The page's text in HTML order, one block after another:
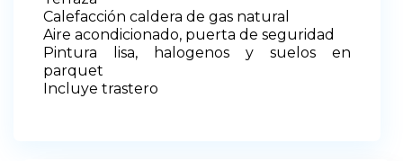
Calefacción caldera de gas natural
Aire acondicionado, puerta de seguridad
Pintura lisa, halogenos y suelos en
parquet
Incluye trastero